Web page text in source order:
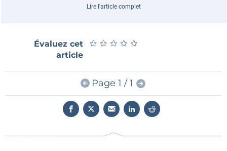
Lire l'article complet
Évaluez cet
article
★ ★ ★ ★ ★
★ ★ ★ ★ ★
Page 1 / 1